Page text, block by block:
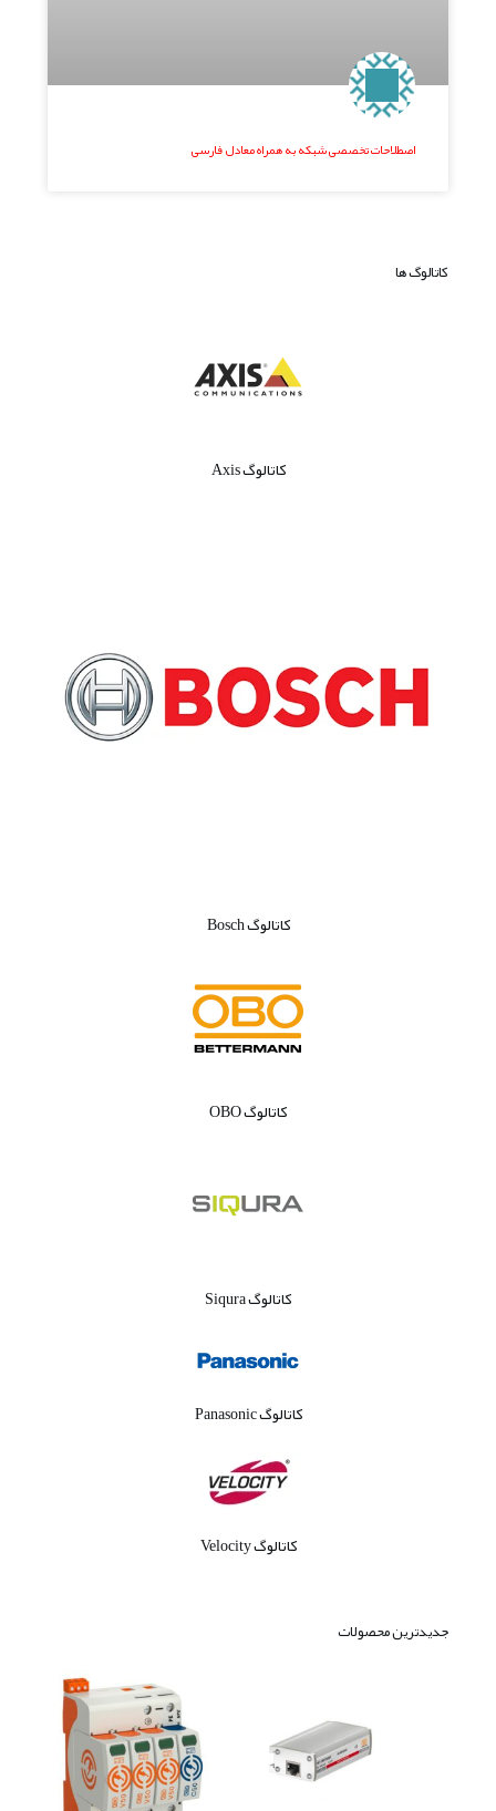
اصطلاحات تخصصی شبکه به همراه معادل فارسی
کاتالوگ ها
کاتالوگ Axis
کاتالوگ Bosch
کاتالوگ OBO
کاتالوگ Siqura
کاتالوگ Panasonic
کاتالوگ Velocity
جدیدترین محصولات